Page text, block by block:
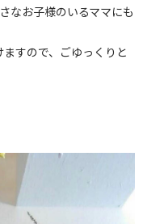
なお子様のいるママにも
すので、ごゆっくりと